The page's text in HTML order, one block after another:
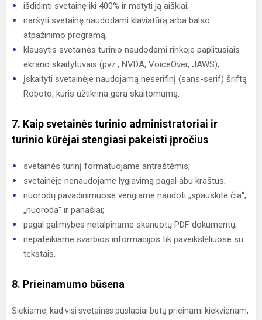
išdidinti svetainę iki 400% ir matyti ją aiškiai;
naršyti svetainę naudodami klaviatūrą arba balso
atpažinimo programą;
klausytis svetainės turinio naudodami rinkoje paplitusiais
ekrano skaitytuvais (pvz., NVDA, VoiceOver, JAWS);
įskaityti svetainėje naudojamą neserifinį (sans-serif) šriftą
Roboto, kuris užtikrina gerą skaitomumą.
7. Kaip svetainės turinio administratoriai ir
turinio kūrėjai stengiasi pakeisti įpročius
svetainės turinį formatuojame antraštėmis;
svetainėje nenaudojame lygiavimą pagal abu kraštus;
nuorodų pavadinimuose vengiame naudoti „spauskite čia“,
„nuoroda" ir panašiai;
pagal galimybes netalpiname skanuotų PDF dokumentų;
nepateikiame svarbios informacijos tik paveikslėliuose su
tekstais.
8. Prieinamumo būsena
Siekiame, kad visi svetainės puslapiai būtų prieinami kiekvienam,